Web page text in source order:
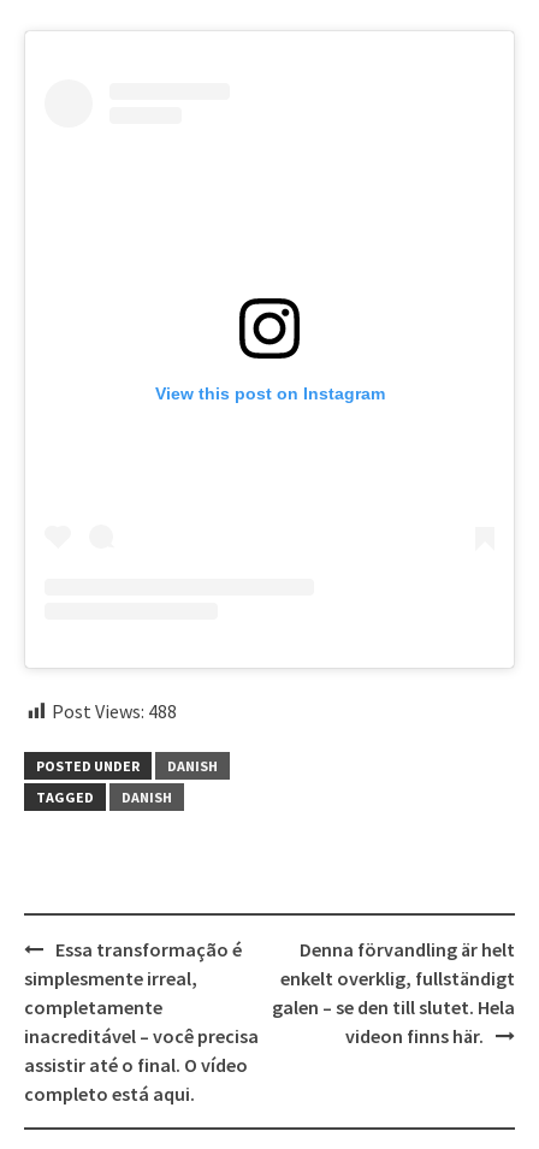
View this post on Instagram
Post Views: 488
POSTED UNDER
DANISH
TAGGED
DANISH
Post
navigation
Essa transformação é
simplesmente irreal,
completamente
inacreditável – você precisa
assistir até o final. O vídeo
completo está aqui.
Denna förvandling är helt
enkelt overklig, fullständigt
galen – se den till slutet. Hela
videon finns här.